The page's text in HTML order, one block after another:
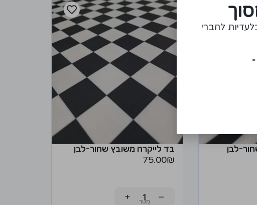
לבן
בד לייקרה משובץ שחור-לבן
75.00₪
−
+
לחברי